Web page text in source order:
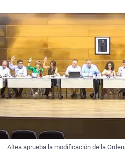
Altea aprueba la modificación de la